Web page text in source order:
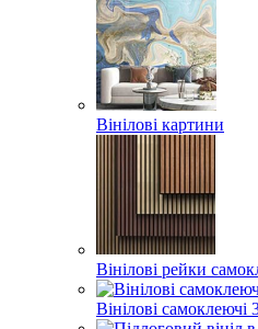
Вінілові картини
Вінілові рейки
Вінілові